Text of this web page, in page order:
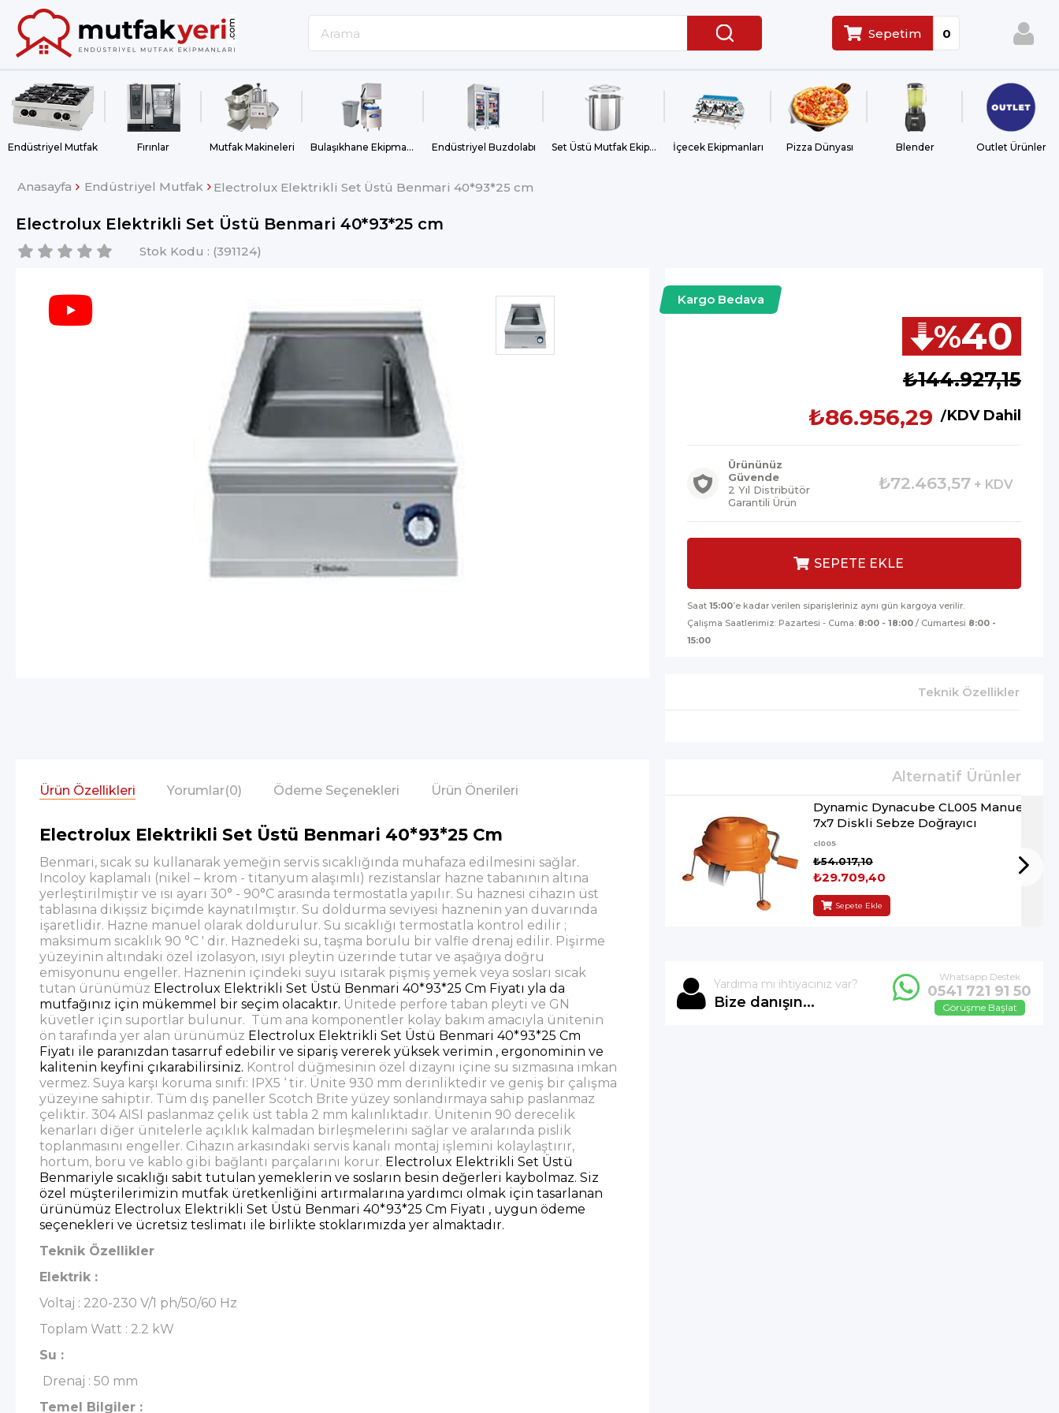
Sepetim 0
Endüstriyel Mutfak Fırınlar Mutfak Makineleri Bulaşıkhane Ekipmanları Endüstriyel Buzdolabı Set Üstü Mutfak Ekipmanları İçecek Ekipmanları Pizza Dünyası Blender Outlet Ürünler
Anasayfa Endüstriyel Mutfak Electrolux Elektrikli Set Üstü Benmari 40*93*25 cm
Electrolux Elektrikli Set Üstü Benmari 40*93*25 cm
Stok Kodu (391124)
Kargo Bedava
%40
İndirim
₺144.927,15
KDV Dahil
₺86.956,29
Ürününüz
Güvende
2 Yıl Distribütör
Garantili Ürün
₺72.463,57 + KDV
Saat 15:00’e kadar verilen siparişleriniz aynı gün kargoya verilir.
Çalışma Saatlerimiz: Pazartesi - Cuma: 8:00 - 18:00 / Cumartesi 8:00 -
15:00
Teknik Özellikler
Dynamic Dynacube CL005 Manuel
7x7 Diskli Sebze Doğrayıcı
cl005
₺29.709,40
₺54.017,10
Sepete Ekle
Ürün Özellikleri Yorumlar(0) Ödeme Seçenekleri Ürün Önerileri
Electrolux Elektrikli Set Üstü Benmari 40*93*25 Cm
Benmari, sıcak su kullanarak yemeğin servis sıcaklığında muhafaza edilmesini sağlar.
Incoloy kaplamalı (nikel – krom - titanyum alaşımlı) rezistanslar hazne tabanının altına
yerleştirilmiştir ve ısı ayarı 30° - 90°C arasında termostatla yapılır. Su haznesi cihazın üst
tablasına dikişsiz biçimde kaynatılmıştır. Su doldurma seviyesi haznenin yan duvarında
işaretlidir. Hazne manuel olarak doldurulur. Su sıcaklığı termostatla kontrol edilir ;
maksimum sıcaklık 90 °C ' dir. Haznedeki su, taşma borulu bir valfle drenaj edilir. Pişirme
yüzeyinin altındaki özel izolasyon, ısıyı pleytin üzerinde tutar ve aşağıya doğru
emisyonunu engeller. Haznenin içindeki suyu ısıtarak pişmiş yemek veya sosları sıcak
tutan ürünümüz Electrolux Elektrikli Set Üstü Benmari 40*93*25 Cm Fiyatı yla da
mutfağınız için mükemmel bir seçim olacaktır. Ünitede perfore taban pleyti ve GN
küvetler için suportlar bulunur. Tüm ana komponentler kolay bakım amacıyla ünitenin
ön tarafında yer alan ürünümüz Electrolux Elektrikli Set Üstü Benmari 40*93*25 Cm
Fiyatı ile paranızdan tasarruf edebilir ve sipariş vererek yüksek verimin , ergonominin ve
kalitenin keyfini çıkarabilirsiniz. Kontrol düğmesinin özel dizaynı içine su sızmasına imkan
vermez. Suya karşı koruma sınıfı: IPX5 ‘ tir. Ünite 930 mm derinliktedir ve geniş bir çalışma
yüzeyine sahiptir. Tüm dış paneller Scotch Brite yüzey sonlandırmaya sahip paslanmaz
çeliktir. 304 AISI paslanmaz çelik üst tabla 2 mm kalınlıktadır. Ünitenin 90 derecelik
kenarları diğer ünitelerle açıklık kalmadan birleşmelerini sağlar ve aralarında pislik
toplanmasını engeller. Cihazın arkasındaki servis kanalı montaj işlemini kolaylaştırır,
hortum, boru ve kablo gibi bağlantı parçalarını korur. Electrolux Elektrikli Set Üstü
Benmariyle sıcaklığı sabit tutulan yemeklerin ve sosların besin değerleri kaybolmaz. Siz
özel müşterilerimizin mutfak üretkenliğini artırmalarına yardımcı olmak için tasarlanan
ürünümüz Electrolux Elektrikli Set Üstü Benmari 40*93*25 Cm Fiyatı , uygun ödeme
seçenekleri ve ücretsiz teslimatı ile birlikte stoklarımızda yer almaktadır.
Teknik Özellikler
Elektrik :
Voltaj : 220-230 V/1 ph/50/60 Hz
Toplam Watt : 2.2 kW
Su :
Drenaj : 50 mm
Temel Bilgiler :
Yardıma mı ihtiyacınız var?
Bize danışın...
Whatsapp Destek
0541 721 91 50
Görüşme Başlat